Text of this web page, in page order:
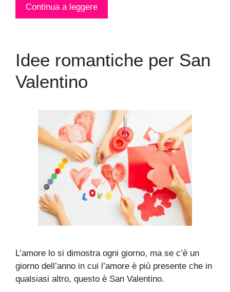
Continua a leggere
Idee romantiche per San
Valentino
L’amore lo si dimostra ogni giorno, ma se c’è un
giorno dell’anno in cui l’amore è più presente che in
qualsiasi altro, questo è San Valentino.